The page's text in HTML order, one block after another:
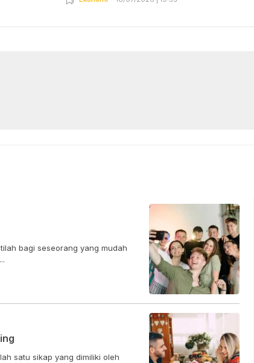
bagi seseorang yang mudah
satu sikap yang dimiliki oleh